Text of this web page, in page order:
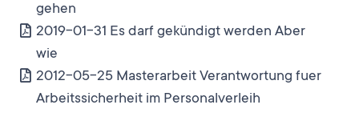
gehen
2019-01-31 Es darf gekündigt werden Aber
wie
2012-05-25 Masterarbeit Verantwortung fuer
Arbeitssicherheit im Personalverleih